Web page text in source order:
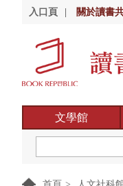
入口頁 關於讀書
文學館